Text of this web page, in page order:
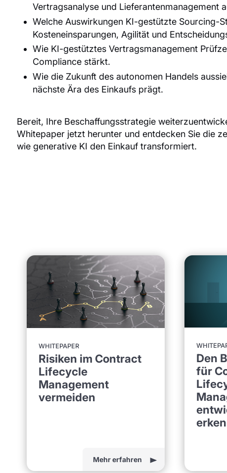
Vertragsanalyse und Lieferantenmanagement
Welche Auswirkungen KI-gestützte Sourcing-
Kosteneinsparungen, Agilität und
Wie KI-gestütztes Vertragsmanagement
Compliance stärkt.
Wie die Zukunft des autonomen Handels
nächste Ära des Einkaufs prägt.
Bereit, Ihre Beschaffungsstrategie
Whitepaper jetzt herunter und entdecken Sie die
wie generative KI den Einkauf transformiert.
WHITEPAPER
Risiken im Contract
Lifecycle
Management
vermeiden
Mehr erfahren
Den
für